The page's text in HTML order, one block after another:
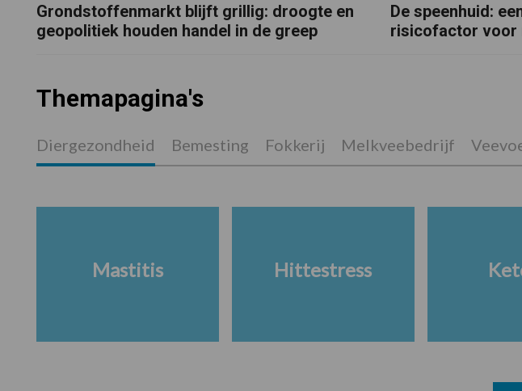
Grondstoffenmarkt blijft grillig: droogte en
geopolitiek houden handel in de greep
De speenhuid:
risicofactor voor
Themapagina's
Diergezondheid Bemesting Fokkerij Melkveebedrijf
Mastitis Hittestress